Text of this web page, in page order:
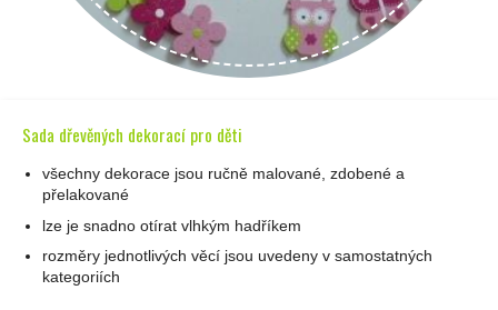
Sada dřevěných dekorací pro děti
všechny dekorace jsou ručně malované, zdobené a
přelakované
lze je snadno otírat vlhkým hadříkem
rozměry jednotlivých věcí jsou uvedeny v samostatných
kategoriích